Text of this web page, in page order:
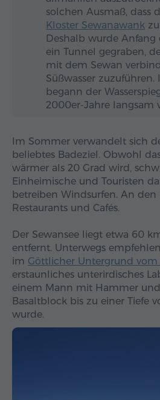
solchen Ausmaß, dass
Kloster Sewanawank
Deshalb wurde Anfang
ein Tunnel gegraben,
mit dem Sewan
Süßwasser zuzuführen.
begann der
2000er-Jahre langsam
Im Sommer verwandelt sich
beliebtes Badeziel. Obwohl
wärmer als 20 Grad wird,
Einheimische und Touristen
betreiben Windsurfen. An den
Restaurants und Cafés.
Der Sewansee liegt etwa 60
entfernt. Unterwegs
im Göttlicher Untergrund vom
erstaunliches unterirdisches
einem Mann mit Hammer
Basaltblock bis zu einer Tiefe
wurde.